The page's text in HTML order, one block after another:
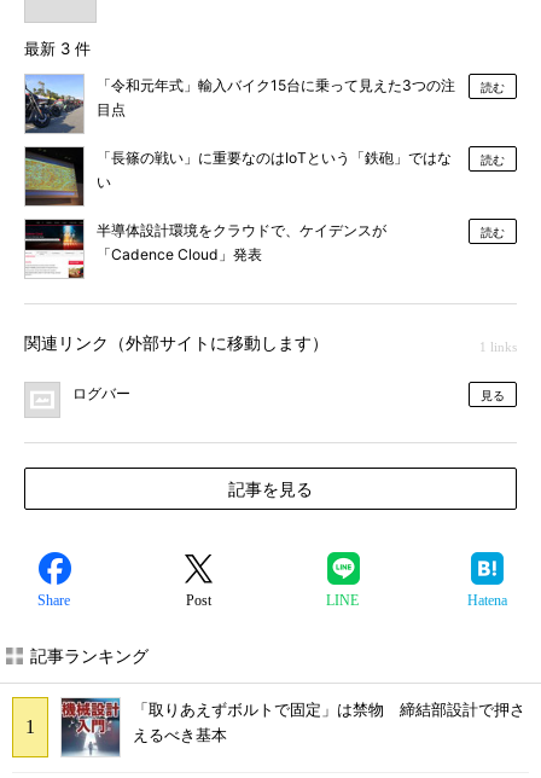
最新 3 件
「令和元年式」輸入バイク15台に乗って見えた3つの注
目点
読む
「長篠の戦い」に重要なのはIoTという「鉄砲」ではな
い
読む
半導体設計環境をクラウドで、ケイデンスが
「Cadence Cloud」発表
読む
関連リンク（外部サイトに移動します） 1 links
ログバー 見る
記事を見る
Share Post LINE Hatena
記事ランキング
「取りあえずボルトで固定」は禁物 締結部設計で押さ
えるべき基本